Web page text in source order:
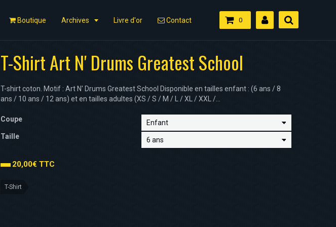
Boutique Archives Livre d'or Contact 0
T-Shirt Art N' Drums Greatest School
T-shirt coton. Motif : Art N' Drums Greatest School Disponible en tailles enfant : (6 ans / 8
ans / 10 ans / 12 ans) et en tailles adultes (XS / S / M / L / XL / XXL /...
Coupe
Taille
20,00€ TTC
T-Shirt